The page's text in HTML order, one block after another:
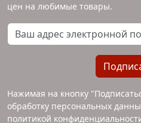
цен на любимые товары.
Ваш адрес электронной
Нажимая на кнопку
обработку персональных
политикой